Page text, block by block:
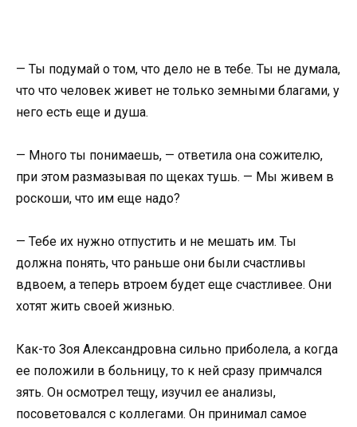
— Ты подумай о том, что дело не в тебе. Ты не думала,
что что человек живет не только земными благами, у
него есть еще и душа.
— Много ты понимаешь, — ответила она сожителю,
при этом размазывая по щеках тушь. — Мы живем в
роскоши, что им еще надо?
— Тебе их нужно отпустить и не мешать им. Ты
должна понять, что раньше они были счастливы
вдвоем, а теперь втроем будет еще счастливее. Они
хотят жить своей жизнью.
Как-то Зоя Александровна сильно приболела, а когда
ее положили в больницу, то к ней сразу примчался
зять. Он осмотрел тещу, изучил ее анализы,
посоветовался с коллегами. Он принимал самое